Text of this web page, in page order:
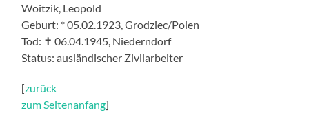
Woitzik, Leopold
Geburt: * 05.02.1923, Grodziec/Polen
Tod: ✝ 06.04.1945, Niederndorf
Status: ausländischer Zivilarbeiter
[zurück
zum Seitenanfang]